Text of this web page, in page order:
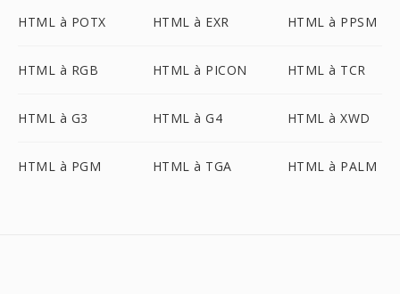
HTML à POTX HTML à EXR HTML à PPSM
HTML à RGB HTML à PICON HTML à TCR
HTML à G3 HTML à G4 HTML à XWD
HTML à PGM HTML à TGA HTML à PALM